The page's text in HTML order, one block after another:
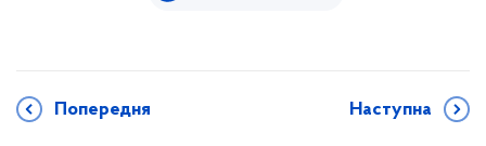
Попередня Наступна